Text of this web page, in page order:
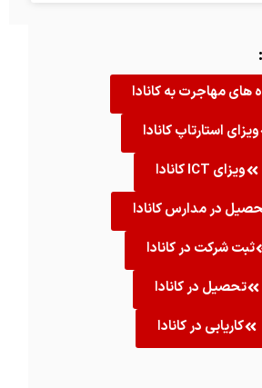
های مهاجرت به کانادا
ویزای استارتاپ کانادا
ویزای ICT کانادا
در مدارس کانادا
ثبت شرکت در کانادا
تحصیل در کانادا
کاریابی در کانادا